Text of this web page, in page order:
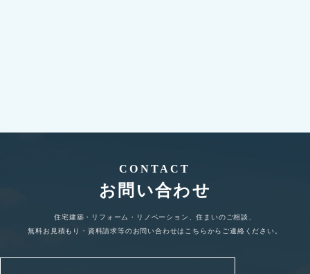
CONTACT
お問い合わせ
住宅建築・リフォーム・リノベーション、住まいのご相談、
無料お見積もり・資料請求等のお問い合わせはこちらからご連絡ください。